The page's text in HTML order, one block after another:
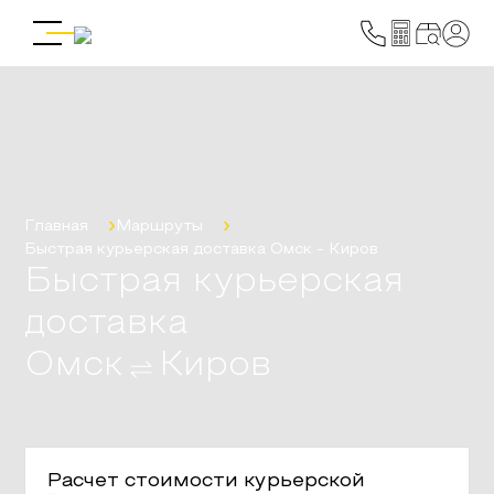
Главная
Маршруты
Быстрая курьерская доставка Омск - Киров
Быстрая курьерская
доставка
Омск
Киров
Расчет стоимости курьерской